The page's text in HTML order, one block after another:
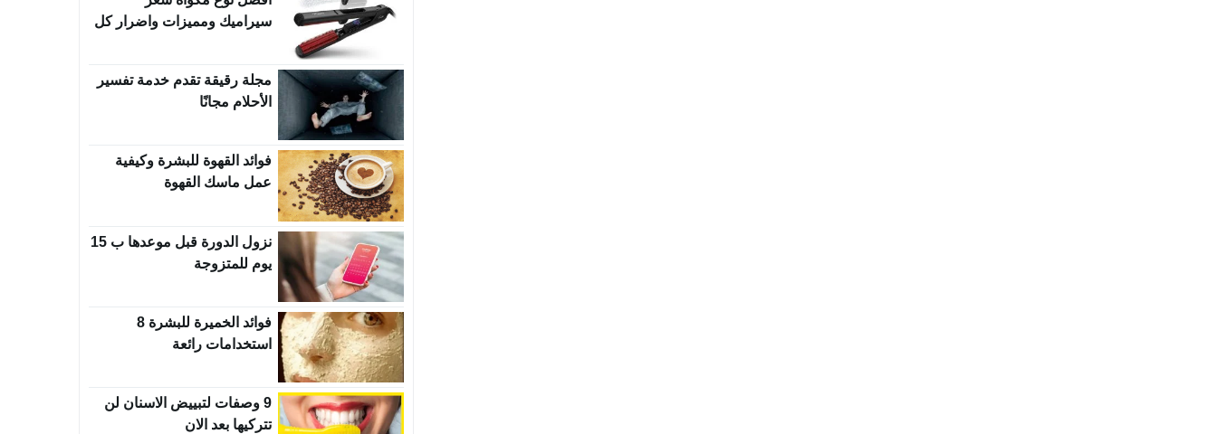
سيراميك ومميزات واضرار كل
مجلة رقيقة تقدم خدمة تفسير
الأحلام مجانًا
فوائد القهوة للبشرة وكيفية
عمل ماسك القهوة
نزول الدورة قبل موعدها ب 15
يوم للمتزوجة
فوائد الخميرة للبشرة 8
استخدامات رائعة
9 وصفات لتبييض الاسنان لن
تتركيها بعد الان